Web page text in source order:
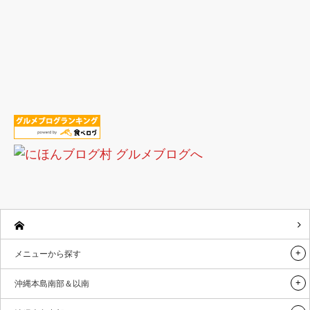
メニューから探す
沖縄本島南部＆以南